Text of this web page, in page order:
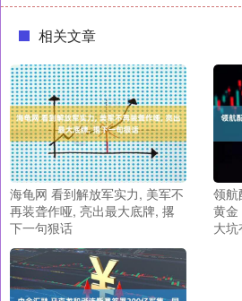
相关文章
海龟网 看到解放军实力, 美军不
再装聋作哑, 亮出最大底牌, 撂
下一句狠话
领航
黄金
大